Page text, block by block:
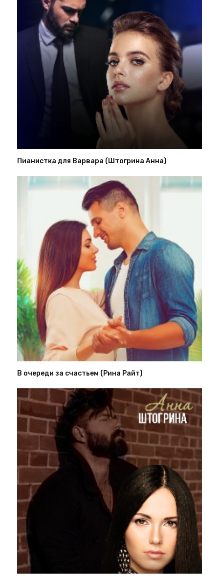
Пианистка для Варвара (Штогрина Анна)
В очереди за счастьем (Рина Райт)